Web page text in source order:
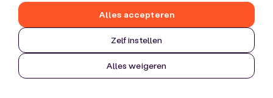
Zelf instellen
Alles weigeren
Alles accepteren